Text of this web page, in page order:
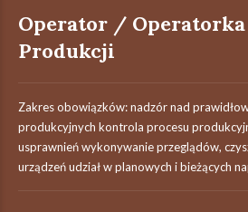
Operator /
Produkcji
Zakres obowiązków: nadzór nad
produkcyjnych kontrola procesu
usprawnień wykonywanie przeglądów,
urządzeń udział w planowych i bieżących